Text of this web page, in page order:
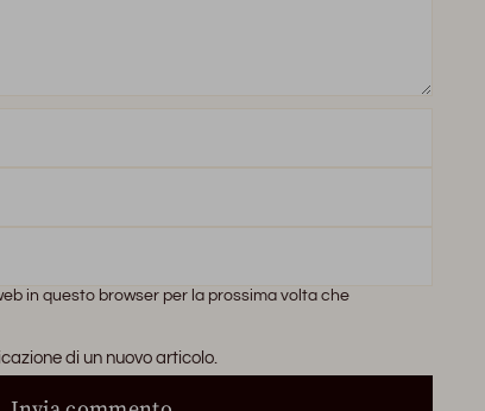
in questo browser per la prossima volta che
di un nuovo articolo.